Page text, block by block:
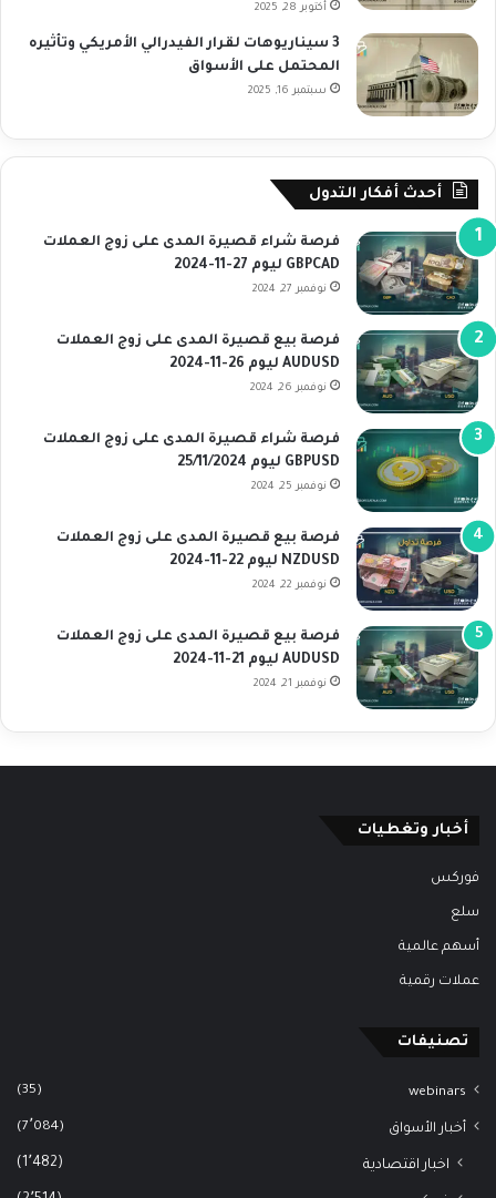
أكتوبر 28, 2025
3 سيناريوهات لقرار الفيدرالي الأمريكي وتأثيره
المحتمل على الأسواق
سبتمبر 16, 2025
أحدث أفكار التدول
فرصة شراء قصيرة المدى على زوج العملات
GBPCAD ليوم 27-11-2024
نوفمبر 27, 2024
فرصة بيع قصيرة المدى على زوج العملات
AUDUSD ليوم 26-11-2024
نوفمبر 26, 2024
فرصة شراء قصيرة المدى على زوج العملات
GBPUSD ليوم 25/11/2024
نوفمبر 25, 2024
فرصة بيع قصيرة المدى على زوج العملات
NZDUSD ليوم 22-11-2024
نوفمبر 22, 2024
فرصة بيع قصيرة المدى على زوج العملات
AUDUSD ليوم 21-11-2024
نوفمبر 21, 2024
أخبار وتغطيات
فوركس
سلع
أسهم عالمية
عملات رقمية
تصنيفات
webinars
(35)
أخبار الأسواق (7٬084)
اخبار اقتصادية (1٬482)